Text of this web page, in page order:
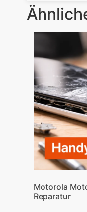
Motorola
Reparatur